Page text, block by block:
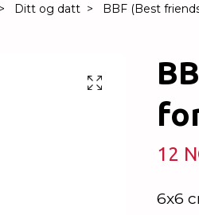
Ditt og datt BBF (Best
12
6x6